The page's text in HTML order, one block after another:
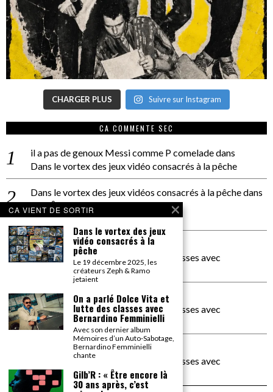
CHARGER PLUS Suivre sur Instagram
CA COMMENTE SEC
il a pas de genoux Messi comme P comeladedans
Dans le vortex des jeux vidéo consacrés à la pêche
Dans le vortex des jeux vidéos consacrés à la pêchedans
PACÔME THIELLEMENT
La séance d’Hip Gnose
La Patrie
dans
On a parlé Dolce Vita et lutte des classes avec
Bernardino Femminielli
carte noire negra à l'o tiededans
On a parlé Dolce Vita et lutte des classes avec
Bernardino Femminielli
moise et son mascarédans
On a parlé Dolce Vita et lutte des classes avec
Bernardino Femminielli
CA VIENT DE SORTIR
Dans le vortex des jeux
vidéo consacrés à la
pêche
Le 19 décembre 2025, les
créateurs Zeph & Ramo
jetaient
On a parlé Dolce Vita et
lutte des classes avec
Bernardino Femminielli
Avec son dernier album
Mémoires d’un Auto-Sabotage,
Bernardino Femminielli
chante
Gilb’R : « Être encore là
30 ans après, c’est